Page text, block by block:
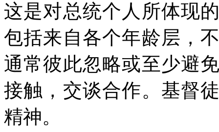
这是对总统个人所体现
包括来自各个年龄层，
通常彼此忽略或至少避
接触，交谈合作。基督
精神。